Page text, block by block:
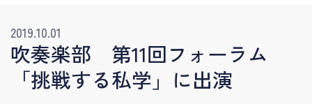
2019.10.01
吹奏楽部 第11回フォーラム
「挑戦する私学」に出演